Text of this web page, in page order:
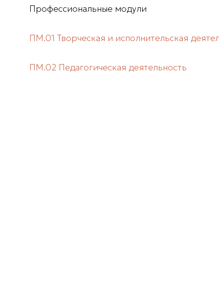
Профессиональные модули
ПМ.01 Творческая и исполнительская
ПМ.02 Педагогическая деятельность